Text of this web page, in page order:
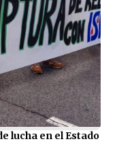
lucha en el Estado